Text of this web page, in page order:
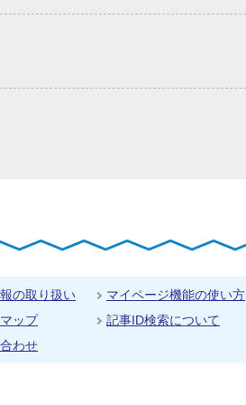
の取り扱い
ップ
わせ
マイページ機能の使い方
記事ID検索について